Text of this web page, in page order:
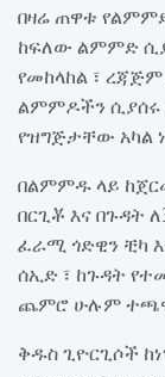
በዛሬ ጠዋቱ
ከፍለው ልምምድ
የመከላከል ፣
ልምምዶችን ሲያሰሩ
የዝግጅታቸው አካል
በልምምዱ ላይ
በርጊቾ እና በጉዳት
ፈራሚ ጎድዊን ቺካ
ሰኢድ ፣ ከጉዳት
ጨምሮ ሁሉም
ቅዱስ ጊዮርጊሶች